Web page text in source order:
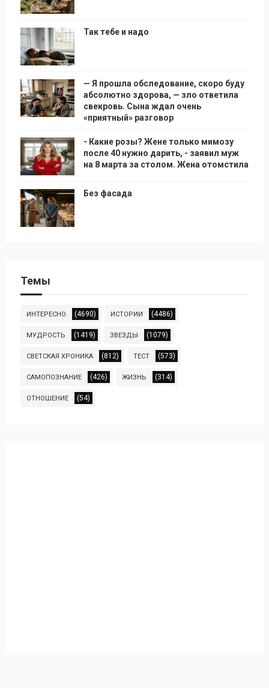
Так тебе и надо
— Я прошла обследование, скоро буду
абсолютно здорова, — зло ответила
свекровь. Сына ждал очень
«приятный» разговор
- Какие розы? Жене только мимозу
после 40 нужно дарить, - заявил муж
на 8 марта за столом. Жена отомстила
Без фасада
Темы
ИНТЕРЕСНО (4690) ИСТОРИИ (4486)
МУДРОСТЬ (1419) ЗВЕЗДЫ (1079)
СВЕТСКАЯ ХРОНИКА (812) ТЕСТ (573)
САМОПОЗНАНИЕ (426) ЖИЗНЬ (314)
ОТНОШЕНИЕ (54)